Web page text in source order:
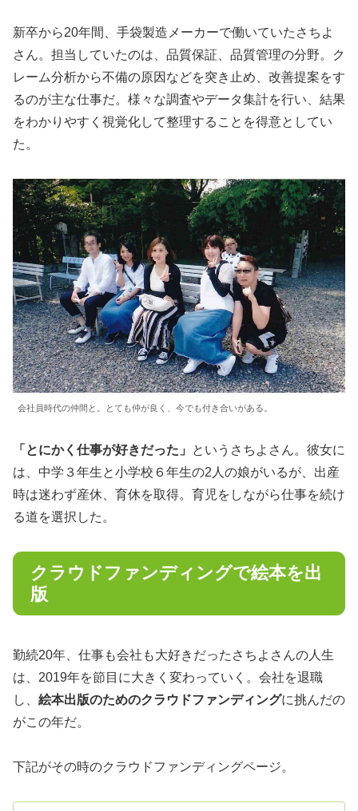
新卒から20年間、手袋製造メーカーで働いていたさちよ
さん。担当していたのは、品質保証、品質管理の分野。ク
レーム分析から不備の原因などを突き止め、改善提案をす
るのが主な仕事だ。様々な調査やデータ集計を行い、結果
をわかりやすく視覚化して整理することを得意としてい
た。
会社員時代の仲間と。とても仲が良く、今でも付き合いがある。
「とにかく仕事が好きだった」
というさちよさん。彼女に
は、中学３年生と小学校６年生の2人の娘がいるが、出産
時は迷わず産休、育休を取得。育児をしながら仕事を続け
る道を選択した。
クラウドファンディングで絵本を出
版
勤続20年、仕事も会社も大好きだったさちよさんの人生
は、2019年を節目に大きく変わっていく。会社を退職
し、 絵本出版のためのクラウドファンディングに挑んだの
がこの年だ。
下記がその時のクラウドファンディングページ。